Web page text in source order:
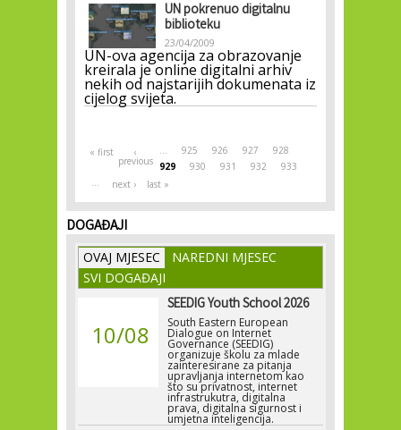
UN pokrenuo digitalnu
biblioteku
23/04/2009
UN-ova agencija za obrazovanje
kreirala je online digitalni arhiv
nekih od najstarijih dokumenata iz
cijelog svijeta.
Pages
« first ‹
previous
… 925 926 927
928
929
930 931 932
933
…
next › last »
DOGAĐAJI
OVAJ MJESEC
NAREDNI MJESEC
SVI DOGAĐAJI
10/08
SEEDIG Youth School 2026
South Eastern European
Dialogue on Internet
Governance (SEEDIG)
organizuje školu za mlade
zainteresirane za pitanja
upravljanja internetom kao
što su privatnost, internet
infrastrukutra, digitalna
prava, digitalna sigurnost i
umjetna inteligencija.